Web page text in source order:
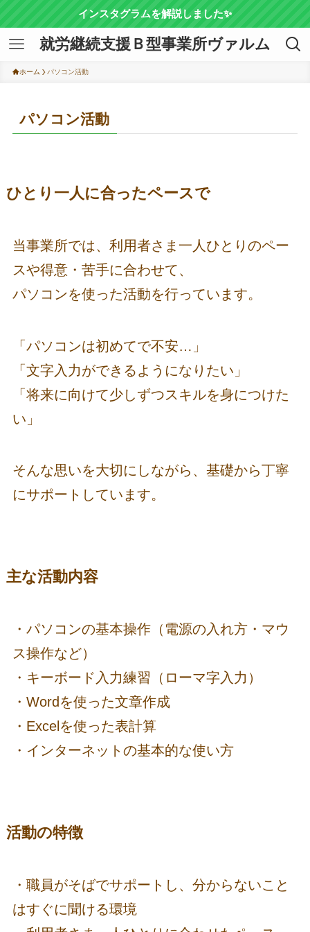
インスタグラムを解説しました✨
就労継続支援Ｂ型事業所ヴァルム
ホーム パソコン活動
パソコン活動
ひとり一人に合ったペースで
当事業所では、利用者さま一人ひとりのペー
スや得意・苦手に合わせて、
パソコンを使った活動を行っています。
「パソコンは初めてで不安…」
「文字入力ができるようになりたい」
「将来に向けて少しずつスキルを身につけた
い」
そんな思いを大切にしながら、基礎から丁寧
にサポートしています。
主な活動内容
・パソコンの基本操作（電源の入れ方・マウ
ス操作など）
・キーボード入力練習（ローマ字入力）
・Wordを使った文章作成
・Excelを使った表計算
・インターネットの基本的な使い方
活動の特徴
・職員がそばでサポートし、分からないこと
はすぐに聞ける環境